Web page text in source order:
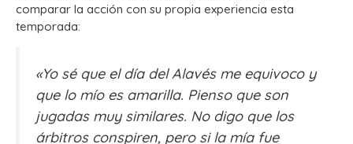
comparar la acción con su propia experiencia esta
temporada:
«Yo sé que el día del Alavés me equivoco y
que lo mío es amarilla. Pienso que son
jugadas muy similares. No digo que los
árbitros conspiren, pero si la mía fue